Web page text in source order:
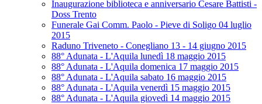
Inaugurazione biblioteca e anniversario Cesare Battisti -
Doss Trento
Funerale Gai Comm. Paolo - Pieve di Soligo 04 luglio
2015
Raduno Triveneto - Conegliano 13 - 14 giugno 2015
88° Adunata - L'Aquila lunedì 18 maggio 2015
88° Adunata - L'Aquila domenica 17 maggio 2015
88° Adunata - L'Aquila sabato 16 maggio 2015
88° Adunata - L'Aquila venerdì 15 maggio 2015
88° Adunata - L'Aquila giovedì 14 maggio 2015